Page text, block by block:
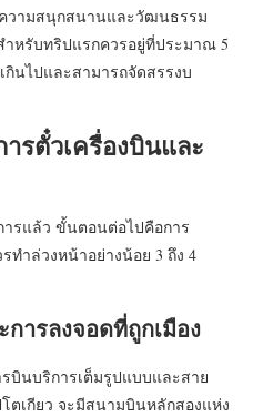
วามสนุกสนานและวัฒนธรรม
ำหรับทริปแรกควรอยู่ที่ประมาณ 5
กินไปและสามารถจัดสรรงบ
รตั๋วเครื่องบินและ
ารแล้ว ขั้นตอนต่อไปคือการ
ทำล่วงหน้าอย่างน้อย 3 ถึง 4
การลงจอดที่ถูกเมือง
บินบริการเต็มรูปแบบและสาย
ตเกียว จะมีสนามบินหลักสองแห่ง